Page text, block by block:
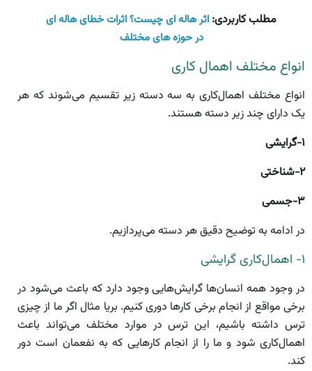
مطلب کاربردی: اثر هاله ای چیست؟ اثرات خطای هاله ای
در حوزه های مختلف
انواع مختلف اهمال کاری
انواع مختلف اهمال‌کاری به سه دسته زیر تقسیم می‌شوند که هر
یک دارای چند زیر دسته هستند.
۱-گرایشی
۲-شناختی
۳-جسمی
در ادامه به توضیح دقیق هر دسته می‌پردازیم.
۱- اهمال‌کاری گرایشی
در وجود همه انسان‌ها گرایش‌هایی وجود دارد که باعث می‌شود در
برخی مواقع از انجام برخی کار‌ها دوری کنیم. بریا مثال اگر ما از چیزی
ترس داشته باشیم، این ترس در موارد مختلف می‌تواند باعث
اهمال‌کاری شود و ما را از انجام کار‌هایی که به نفعمان است دور
کند.